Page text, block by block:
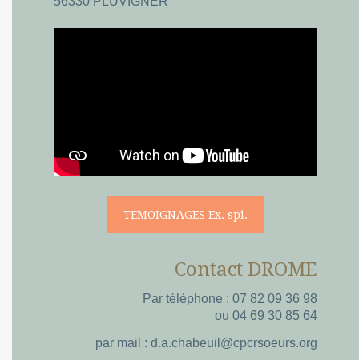
TEMOIGNAGES Ex. spi.
Contact DROME
Par téléphone : 07 82 09 36 98
ou 04 69 30 85 64
par mail : d.a.chabeuil@cpcrsoeurs.org